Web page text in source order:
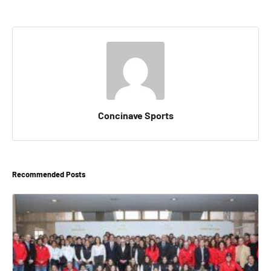
Concinave Sports
Recommended Posts